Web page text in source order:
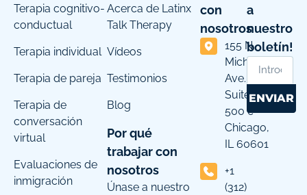
Terapia cognitivo-
conductual
Terapia individual
Terapia de pareja
Terapia de
conversación
virtual
Evaluaciones de
inmigración
Acerca de Latinx
Talk Therapy
Vídeos
Testimonios
Blog
Por qué
trabajar con
nosotros
Únase a nuestro
con
nosotros
155 N
Michigan
Ave.
Suite
500 c
Chicago,
IL 60601
+1
(312)
a
nuestro
boletín!
ENVIAR